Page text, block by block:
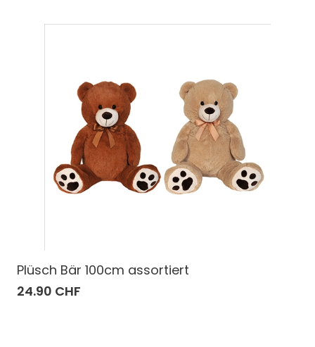
Plüsch Bär 100cm assortiert
24.90 CHF